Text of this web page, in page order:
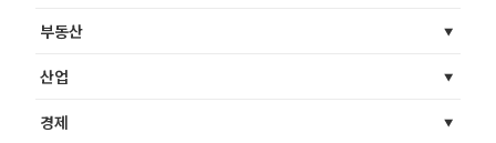
부동산
산업
경제